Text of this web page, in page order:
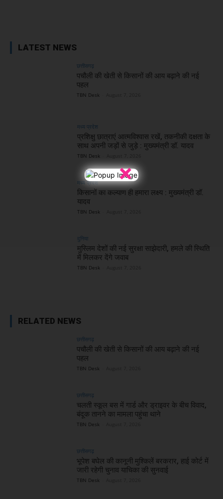
×
LATEST NEWS
छत्तीसगढ़
पचौली की खेती से किसानों की आय बढ़ाने की नई
पहल
TBN Desk
मध्य प्रदेश
प्रशिक्षु छात्राएं आत्मविश्वास रखें, तकनीकी दक्षता के
साथ अपनी जड़ों से जुड़े : मुख्यमंत्री डॉ. यादव
TBN Desk
मध्य प्रदेश
किसानों का कल्याण ही हमारा लक्ष्य : मुख्यमंत्री डॉ.
यादव
TBN Desk
दुनिया
मुस्लिम देशों की नई सुरक्षा साझेदारी, हमले की स्थिति
में मिलकर देंगे जवाब
TBN Desk
RELATED NEWS
छत्तीसगढ़
पचौली की खेती से किसानों की आय बढ़ाने की नई
पहल
TBN Desk
छत्तीसगढ़
चलती स्कूल बस में गार्ड और ड्राइवर के बीच विवाद,
बंदूक तानने का मामला पहुंचा थाने
TBN Desk
छत्तीसगढ़
भूपेश बघेल की कानूनी मुश्किलें बरकरार, हाई कोर्ट में
जारी रहेगी चुनाव याचिका की सुनवाई
TBN Desk